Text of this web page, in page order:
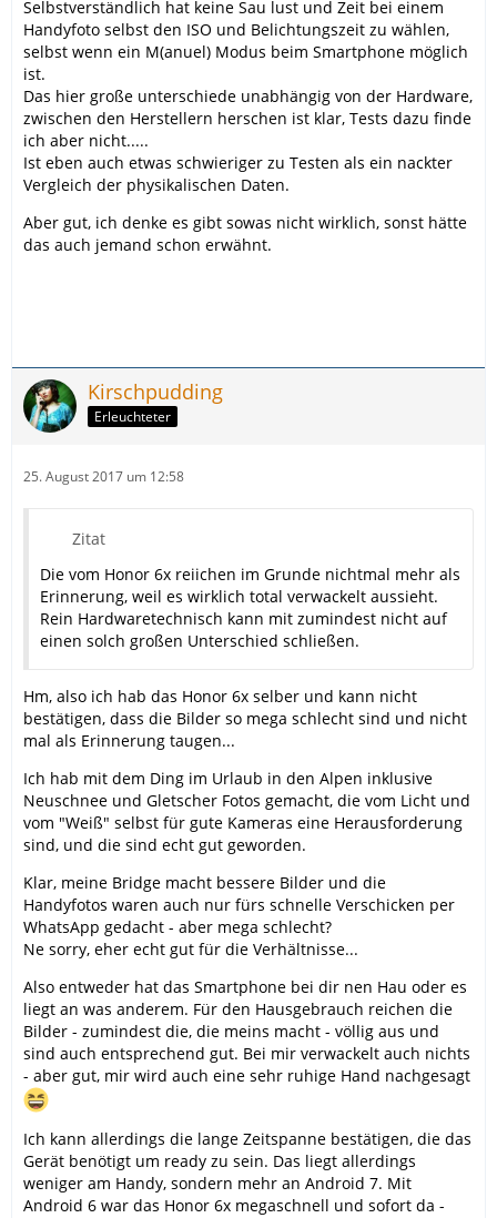
Selbstverständlich hat keine Sau lust und Zeit bei einem
Handyfoto selbst den ISO und Belichtungszeit zu wählen,
selbst wenn ein M(anuel) Modus beim Smartphone möglich
ist.
Das hier große unterschiede unabhängig von der Hardware,
zwischen den Herstellern herschen ist klar, Tests dazu finde
ich aber nicht.....
Ist eben auch etwas schwieriger zu Testen als ein nackter
Vergleich der physikalischen Daten.
Aber gut, ich denke es gibt sowas nicht wirklich, sonst hätte
das auch jemand schon erwähnt.
Kirschpudding
Erleuchteter
25. August 2017 um 12:58
Zitat
Die vom Honor 6x reiichen im Grunde nichtmal mehr als
Erinnerung, weil es wirklich total verwackelt aussieht.
Rein Hardwaretechnisch kann mit zumindest nicht auf
einen solch großen Unterschied schließen.
Hm, also ich hab das Honor 6x selber und kann nicht
bestätigen, dass die Bilder so mega schlecht sind und nicht
mal als Erinnerung taugen...
Ich hab mit dem Ding im Urlaub in den Alpen inklusive
Neuschnee und Gletscher Fotos gemacht, die vom Licht und
vom "Weiß" selbst für gute Kameras eine Herausforderung
sind, und die sind echt gut geworden.
Klar, meine Bridge macht bessere Bilder und die
Handyfotos waren auch nur fürs schnelle Verschicken per
WhatsApp gedacht - aber mega schlecht?
Ne sorry, eher echt gut für die Verhältnisse...
Also entweder hat das Smartphone bei dir nen Hau oder es
liegt an was anderem. Für den Hausgebrauch reichen die
Bilder - zumindest die, die meins macht - völlig aus und
sind auch entsprechend gut. Bei mir verwackelt auch nichts
- aber gut, mir wird auch eine sehr ruhige Hand nachgesagt
Ich kann allerdings die lange Zeitspanne bestätigen, die das
Gerät benötigt um ready zu sein. Das liegt allerdings
weniger am Handy, sondern mehr an Android 7. Mit
Android 6 war das Honor 6x megaschnell und sofort da -